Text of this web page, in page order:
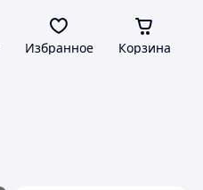
Избранное Корзина